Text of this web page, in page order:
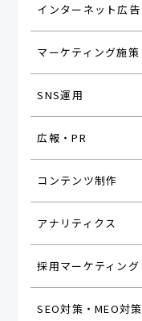
インターネット広告
マーケティング施策
SNS運用
広報・PR
コンテンツ制作
アナリティクス
採用マーケティング
SEO対策・MEO対策